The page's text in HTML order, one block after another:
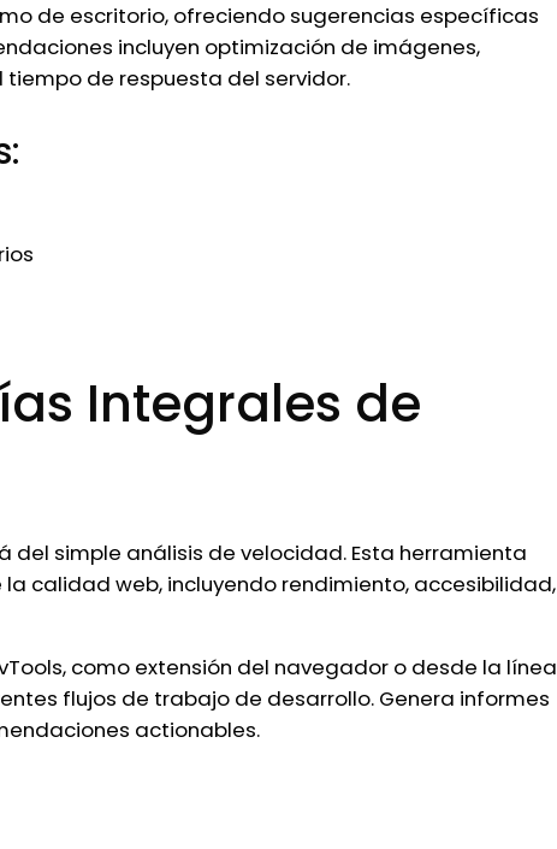
de escritorio, ofreciendo sugerencias específicas
incluyen optimización de imágenes,
tiempo de respuesta del servidor.
Integrales de
del simple análisis de velocidad. Esta herramienta
calidad web, incluyendo rendimiento, accesibilidad,
como extensión del navegador o desde la línea
flujos de trabajo de desarrollo. Genera informes
actionables.